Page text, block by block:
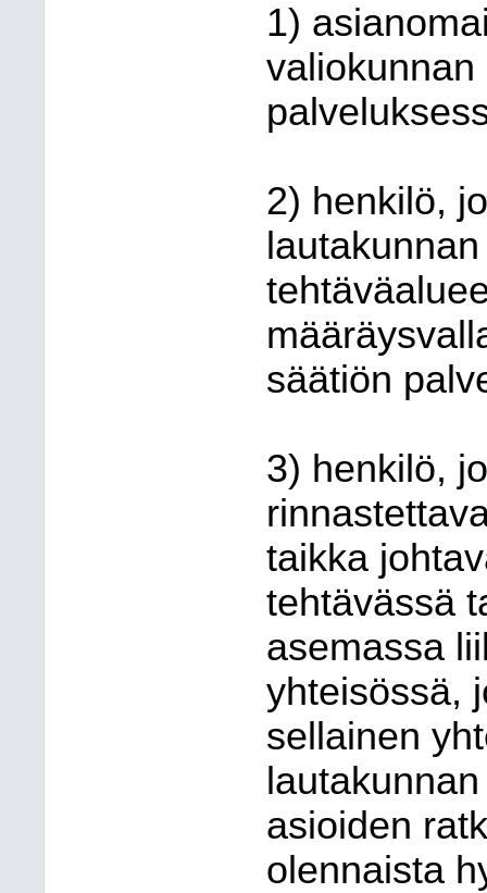
1)
2) henkilö,
säätiön
3) henkilö,
taikka
tehtävässä
asemassa
yhteisössä,
sellainen
asioiden
olennaista